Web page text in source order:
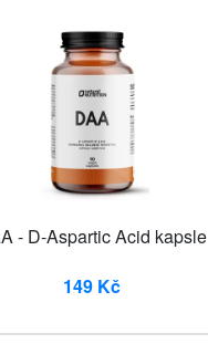
- D-Aspartic Acid kapsle
149 Kč